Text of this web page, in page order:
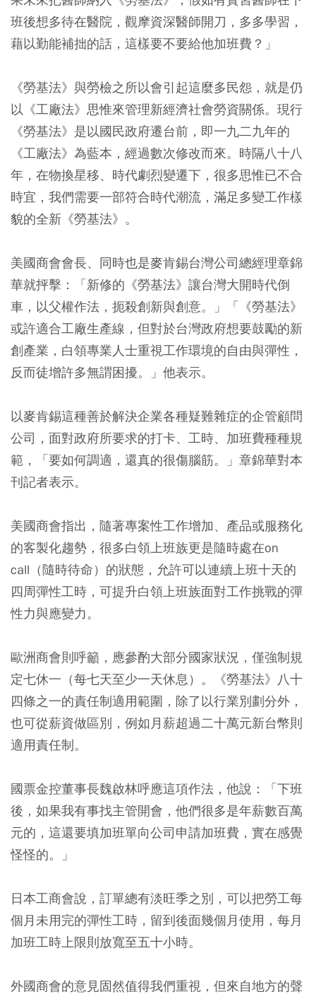
班後想多待在醫院，觀摩資深醫師開刀，多多學習，
藉以勤能補拙的話，這樣要不要給他加班費？」
《勞基法》與勞檢之所以會引起這麼多民怨，就是仍
以《工廠法》思惟來管理新經濟社會勞資關係。現行
《勞基法》是以國民政府遷台前，即一九二九年的
《工廠法》為藍本，經過數次修改而來。時隔八十八
年，在物換星移、時代劇烈變遷下，很多思惟已不合
時宜，我們需要一部符合時代潮流，滿足多變工作樣
貌的全新《勞基法》。
美國商會會長、同時也是麥肯錫台灣公司總經理章錦
華就抨擊：「新修的《勞基法》讓台灣大開時代倒
車，以父權作法，扼殺創新與創意。」「《勞基法》
或許適合工廠生產線，但對於台灣政府想要鼓勵的新
創產業，白領專業人士重視工作環境的自由與彈性，
反而徒增許多無謂困擾。」他表示。
以麥肯錫這種善於解決企業各種疑難雜症的企管顧問
公司，面對政府所要求的打卡、工時、加班費種種規
範，「要如何調適，還真的很傷腦筋。」章錦華對本
刊記者表示。
美國商會指出，隨著專案性工作增加、產品或服務化
的客製化趨勢，很多白領上班族更是隨時處在on
call（隨時待命）的狀態，允許可以連續上班十天的
四周彈性工時，可提升白領上班族面對工作挑戰的彈
性力與應變力。
歐洲商會則呼籲，應參酌大部分國家狀況，僅強制規
定七休一（每七天至少一天休息）。《勞基法》八十
四條之一的責任制適用範圍，除了以行業別劃分外，
也可從薪資做區別，例如月薪超過二十萬元新台幣則
適用責任制。
國票金控董事長魏啟林呼應這項作法，他說：「下班
後，如果我有事找主管開會，他們很多是年薪數百萬
元的，這還要填加班單向公司申請加班費，實在感覺
怪怪的。」
日本工商會說，訂單總有淡旺季之別，可以把勞工每
個月未用完的彈性工時，留到後面幾個月使用，每月
加班工時上限則放寬至五十小時。
外國商會的意見固然值得我們重視，但來自地方的聲